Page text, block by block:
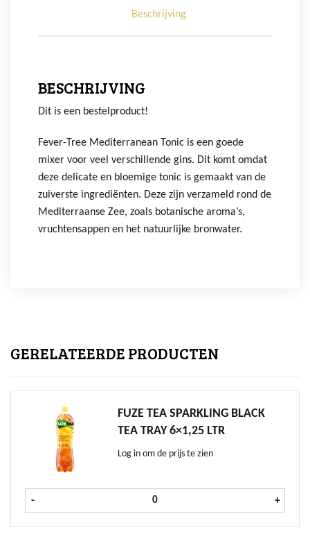
Beschrijving
BESCHRIJVING
Dit is een bestelproduct!
Fever-Tree Mediterranean Tonic is een goede
mixer voor veel verschillende gins. Dit komt omdat
deze delicate en bloemige tonic is gemaakt van de
zuiverste ingrediënten. Deze zijn verzameld rond de
Mediterraanse Zee, zoals botanische aroma’s,
vruchtensappen en het natuurlijke bronwater.
GERELATEERDE PRODUCTEN
FUZE TEA SPARKLING BLACK
TEA TRAY 6×1,25 LTR
Log in om de prijs te zien
- Fuze Tea Sparkling Black Tea tray
+